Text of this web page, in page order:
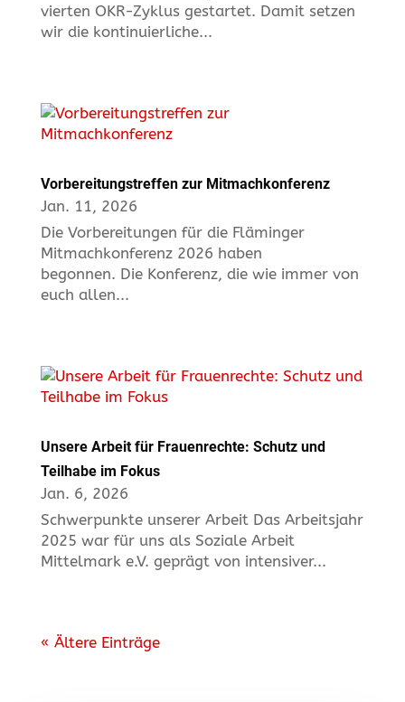
vierten OKR-Zyklus gestartet. Damit setzen
wir die kontinuierliche...
Vorbereitungstreffen zur Mitmachkonferenz
Jan. 11, 2026
Die Vorbereitungen für die Fläminger
Mitmachkonferenz 2026 haben
begonnen. Die Konferenz, die wie immer von
euch allen...
Unsere Arbeit für Frauenrechte: Schutz und
Teilhabe im Fokus
Jan. 6, 2026
Schwerpunkte unserer Arbeit Das Arbeitsjahr
2025 war für uns als Soziale Arbeit
Mittelmark e.V. geprägt von intensiver...
« Ältere Einträge